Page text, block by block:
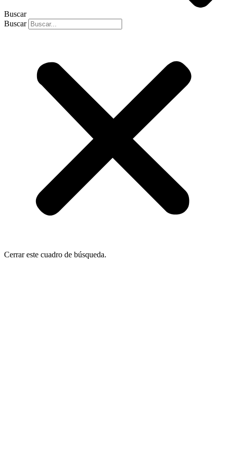
Buscar
Buscar
Cerrar este cuadro de búsqueda.